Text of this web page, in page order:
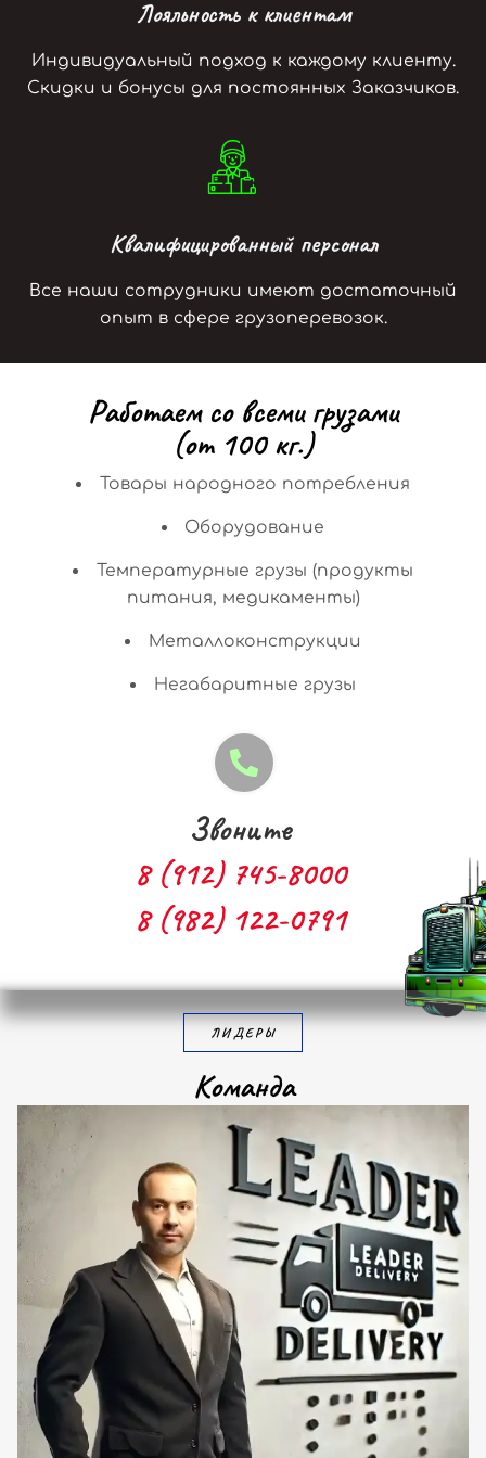
Лояльность к клиентам
Индивидуальный подход к каждому клиенту.
Скидки и бонусы для постоянных Заказчиков.
Квалифицированный персонал
Все наши сотрудники имеют достаточный
опыт в сфере грузоперевозок.
Работаем со всеми грузами
(от 100 кг.)
Товары народного потребления
Оборудование
Температурные грузы (продукты
питания, медикаменты)
Металлоконструкции
Негабаритные грузы
Звоните
8 (912) 745-8000
8 (982) 122-0791
ЛИДЕРЫ
Команда